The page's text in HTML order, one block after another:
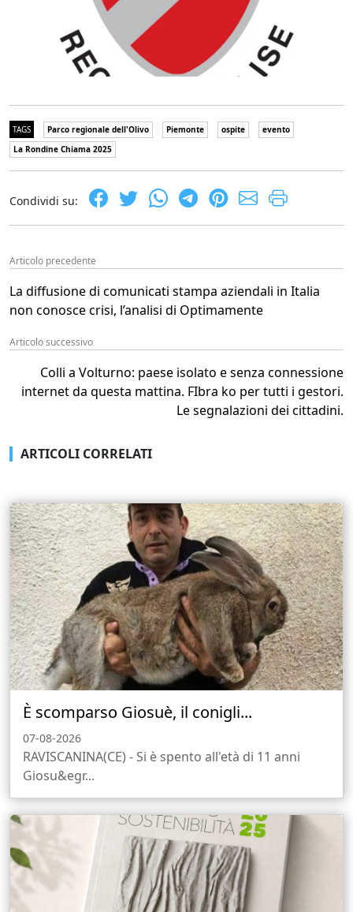
TAGS Parco regionale dell'Olivo Piemonte ospite
evento
La Rondine Chiama 2025
Condividi su:
Articolo precedente
La diffusione di comunicati stampa aziendali in Italia
non conosce crisi, l’analisi di Optimamente
Articolo successivo
Colli a Volturno: paese isolato e senza connessione
internet da questa mattina. FIbra ko per tutti i gestori.
Le segnalazioni dei cittadini.
ARTICOLI CORRELATI
È scomparso Giosuè, il conigli...
07-08-2026
RAVISCANINA(CE) - Si è spento all'età di 11 anni
Giosu&egr...